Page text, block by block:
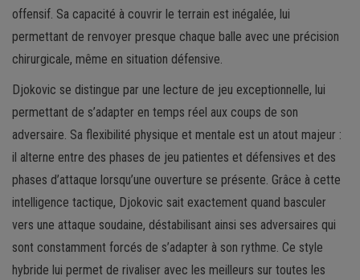
offensif. Sa capacité à couvrir le terrain est inégalée, lui
permettant de renvoyer presque chaque balle avec une précision
chirurgicale, même en situation défensive.
Djokovic se distingue par une lecture de jeu exceptionnelle, lui
permettant de s’adapter en temps réel aux coups de son
adversaire. Sa flexibilité physique et mentale est un atout majeur :
il alterne entre des phases de jeu patientes et défensives et des
phases d’attaque lorsqu’une ouverture se présente. Grâce à cette
intelligence tactique, Djokovic sait exactement quand basculer
vers une attaque soudaine, déstabilisant ainsi ses adversaires qui
sont constamment forcés de s’adapter à son rythme. Ce style
hybride lui permet de rivaliser avec les meilleurs sur toutes les